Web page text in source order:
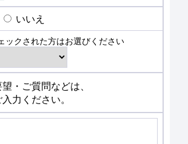
いいえ
ックされた方はお選びください
・ご質問などは、
力ください。